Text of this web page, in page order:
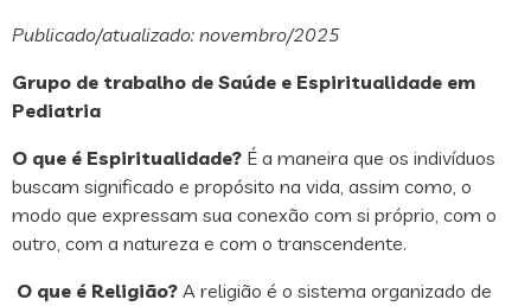
Publicado/atualizado: novembro/2025
Grupo de trabalho de Saúde e Espiritualidade em
Pediatria
O que é Espiritualidade? É a maneira que os indivíduos
buscam significado e propósito na vida, assim como, o
modo que expressam sua conexão com si próprio, com o
outro, com a natureza e com o transcendente.
O que é Religião? A religião é o sistema organizado de